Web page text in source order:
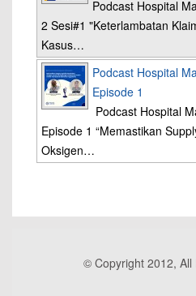
Podcast Hospital
2 Sesi#1 "Keterlambatan
Kasus…
Podcast Hospital
Episode 1
Podcast Hospital
Episode 1 “Memastikan
Oksigen…
© Copyright 2012, All